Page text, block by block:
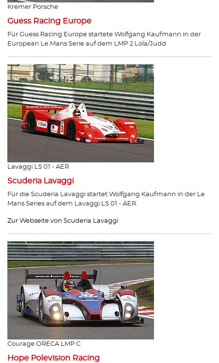
Kremer Porsche
Guess Racing Europe
Für Guess Racing Europe startete Wolfgang Kaufmann in der
European Le Mans Serie auf dem LMP 2 Lola/Judd
Lavaggi LS 01 - AER
Scuderia Lavaggi
Für die Scuderia Lavaggi startet Wolfgang Kaufmann in der Le
Mans Series auf dem Lavaggi LS 01 - AER.
Zur Webseite von Scuderia Lavaggi
Courage ORECA LMP C
Hope Polevision Racing